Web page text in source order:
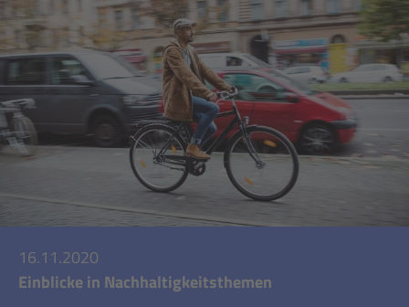
16.11.2020
Einblicke in Nachhaltigkeitsthemen